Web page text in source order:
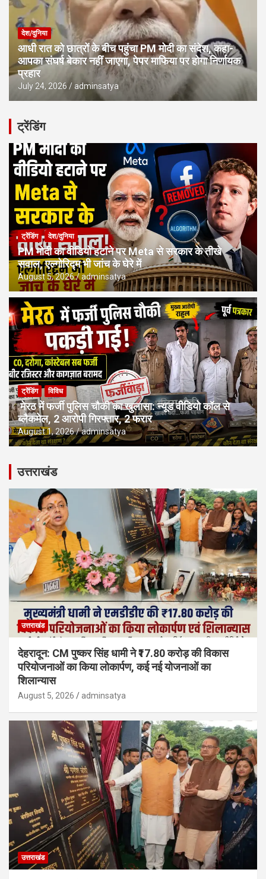
देश/दुनिया
आधी रात को छात्रों के बीच पहुंचा PM मोदी का संदेश, कहा-
आपका संघर्ष बेकार नहीं जाएगा, पेपर माफिया पर होगा निर्णायक
प्रहार
July 24, 2026 adminsatya
ट्रेंडिंग
ट्रेंडिंग देश/दुनिया
PM मोदी का वीडियो हटाने पर Meta से सरकार के तीखे
सवाल, एल्गोरिद्म भी जांच के घेरे में
August 5, 2026 adminsatya
ट्रेंडिंग विविध
मेरठ में फर्जी पुलिस चौकी का खुलासा: न्यूड वीडियो कॉल से
ब्लैकमेल, 2 आरोपी गिरफ्तार, 2 फरार
August 1, 2026 adminsatya
उत्तराखंड
उत्तराखंड
देहरादून: CM पुष्कर सिंह धामी ने ₹17.80 करोड़ की विकास
परियोजनाओं का किया लोकार्पण, कई नई योजनाओं का
शिलान्यास
August 5, 2026 adminsatya
उत्तराखंड